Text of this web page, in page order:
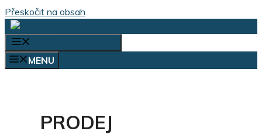
Přeskočit na obsah
MENU
PRODEJ